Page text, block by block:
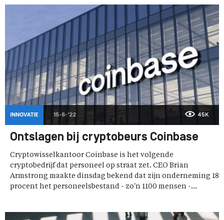
INNOVATIE 15-6-'22 45K
Ontslagen bij cryptobeurs Coinbase
Cryptowisselkantoor Coinbase is het volgende
cryptobedrijf dat personeel op straat zet. CEO Brian
Armstrong maakte dinsdag bekend dat zijn onderneming 18
procent het personeelsbestand - zo'n 1100 mensen -...